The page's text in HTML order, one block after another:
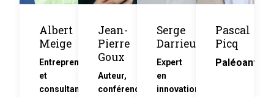
Albert
Meige
Entrepreneur
et
consultant
Jean-
Pierre
Goux
Auteur,
conférencier
Serge
Darrieumerlou
Expert
en
innovation
Pascal
Picq